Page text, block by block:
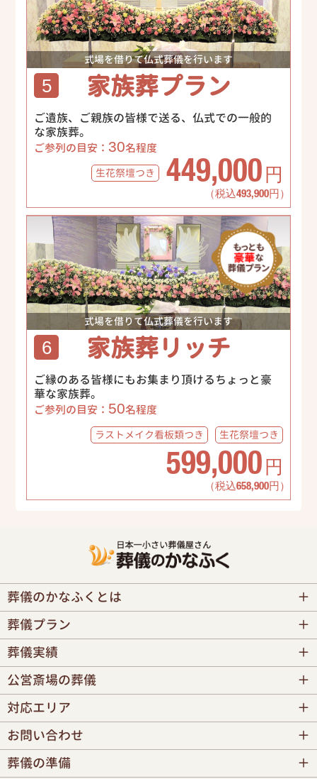
式場を借りて仏式葬儀を行います
5 家族葬プラン
ご遺族、ご親族の皆様で送る、仏式での一般的
な家族葬。
ご参列の目安： 30名程度
生花祭壇つき 449,000 円
（税込493,900円）
式場を借りて仏式葬儀を行います
6 家族葬リッチ
ご縁のある皆様にもお集まり頂けるちょっと豪
華な家族葬。
ご参列の目安： 50名程度
ラストメイク看板類つき 生花祭壇つき
599,000 円
（税込658,900円）
葬儀のかなふくとは
葬儀プラン
葬儀実績
公営斎場の葬儀
対応エリア
お問い合わせ
葬儀の準備